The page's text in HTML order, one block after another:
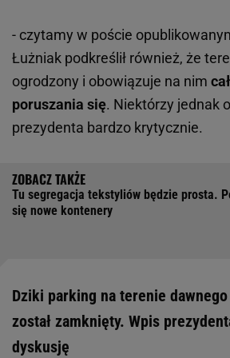
- czytamy w poście
Łużniak podkreślił również, że
ogrodzony i obowiązuje na nim
poruszania się. Niektórzy jednak
prezydenta bardzo krytycznie.
Tu segregacja tekstyliów będzie prosta.
się nowe kontenery
Dziki parking na terenie
został zamknięty. Wpis
dyskusję